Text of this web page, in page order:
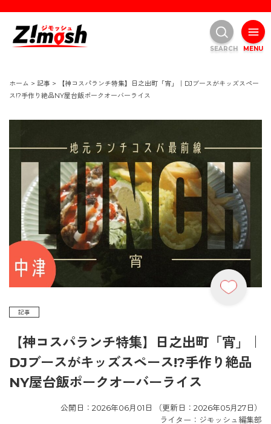
ホーム > 記事 >
【神コスパランチ特集】日之出町「宵」｜DJブースがキッズスペー
ス!?手作り絶品NY屋台飯ポークオーバーライス
記事
【神コスパランチ特集】日之出町「宵」｜
DJブースがキッズスペース!?手作り絶品
NY屋台飯ポークオーバーライス
公開日：2026年06月01日 （更新日：2026年05月27日）
ライター：ジモッシュ編集部
MENU
SEARCH